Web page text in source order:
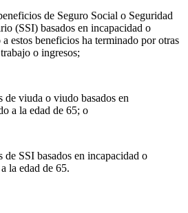
de Seguro Social o Seguridad
(SSI) basados en incapacidad o
estos beneficios ha terminado por otras
o ingresos;
de viuda o viudo basados en
a la edad de 65; o
SSI basados en incapacidad o
la edad de 65.